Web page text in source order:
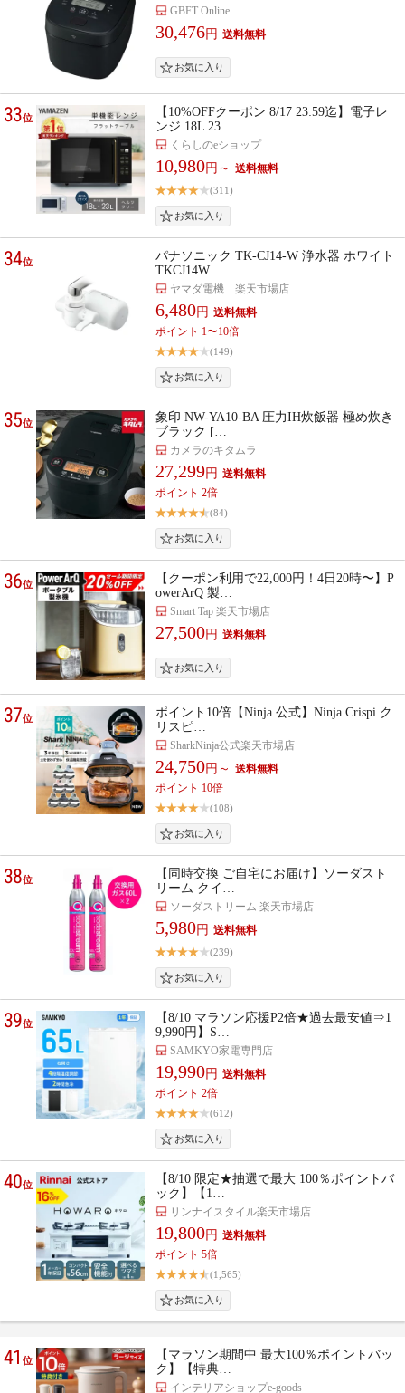
GBFT Online
30,476円
33位
【10%OFFクーポン 8/17 23:59迄】電子レ
ンジ 18L 23…
くらしのeショップ
10,980円～
(311)
34位
パナソニック TK-CJ14-W 浄水器 ホワイト
TKCJ14W
ヤマダ電機 楽天市場店
6,480円
ポイント 1〜10倍
(149)
35位
象印 NW-YA10-BA 圧力IH炊飯器 極め炊き
ブラック […
カメラのキタムラ
27,299円
ポイント 2倍
(84)
36位
【クーポン利用で22,000円！4日20時〜】P
owerArQ 製…
Smart Tap 楽天市場店
27,500円
37位
ポイント10倍【Ninja 公式】Ninja Crispi ク
リスピ…
SharkNinja公式楽天市場店
24,750円～
ポイント 10倍
(108)
38位
【同時交換 ご自宅にお届け】ソーダスト
リーム クイ…
ソーダストリーム 楽天市場店
5,980円
(239)
39位
【8/10 マラソン応援P2倍★過去最安値⇒1
9,990円】S…
SAMKYO家電専門店
19,990円
ポイント 2倍
(612)
40位
【8/10 限定★抽選で最大 100％ポイントバ
ック】【1…
リンナイスタイル楽天市場店
19,800円
ポイント 5倍
(1,565)
41位
【マラソン期間中 最大100％ポイントバッ
ク】【特典…
インテリアショップe-goods